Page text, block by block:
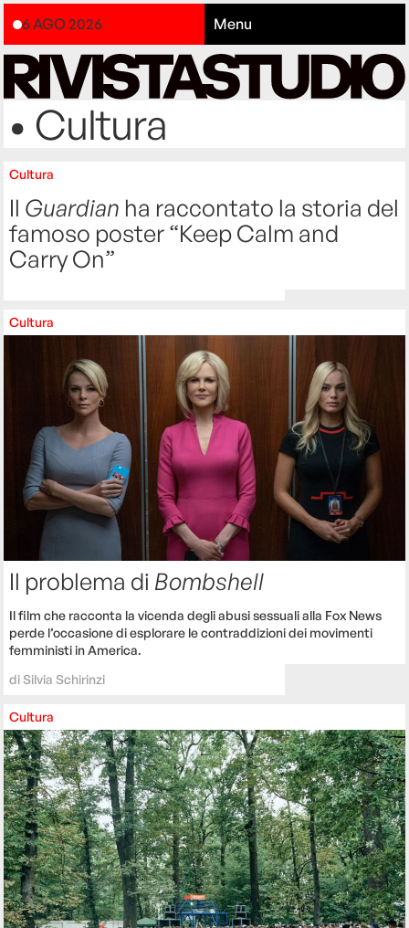
6 AGO 2026 Menu
• Cultura
Cultura
Il Guardian ha raccontato la storia del
famoso poster “Keep Calm and
Carry On”
Cultura
Il problema di Bombshell
Il film che racconta la vicenda degli abusi sessuali alla Fox News
perde l’occasione di esplorare le contraddizioni dei movimenti
femministi in America.
diSilvia Schirinzi
Cultura